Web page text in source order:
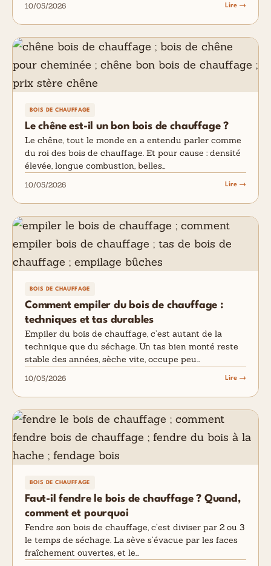
10/05/2026 Lire →
BOIS DE CHAUFFAGE
Le chêne est-il un bon bois de chauffage ?
Le chêne, tout le monde en a entendu parler comme
du roi des bois de chauffage. Et pour cause : densité
élevée, longue combustion, belles…
10/05/2026 Lire →
BOIS DE CHAUFFAGE
Comment empiler du bois de chauffage :
techniques et tas durables
Empiler du bois de chauffage, c’est autant de la
technique que du séchage. Un tas bien monté reste
stable des années, sèche vite, occupe peu…
10/05/2026 Lire →
BOIS DE CHAUFFAGE
Faut-il fendre le bois de chauffage ? Quand,
comment et pourquoi
Fendre son bois de chauffage, c’est diviser par 2 ou 3
le temps de séchage. La sève s’évacue par les faces
fraîchement ouvertes, et le…